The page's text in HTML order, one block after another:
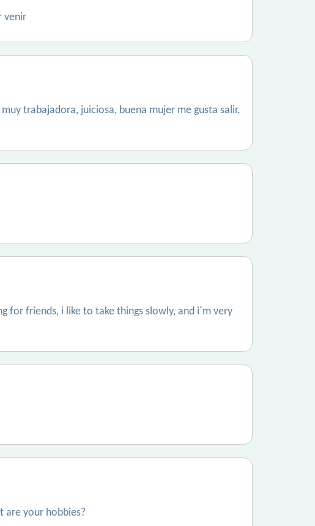
venir
trabajadora, juiciosa, buena mujer me gusta salir,
for friends, i like to take things slowly, and i´m very
are your hobbies?